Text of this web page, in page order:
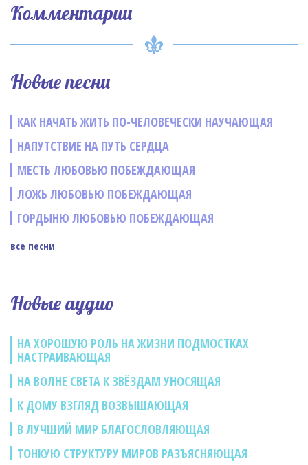
Комментарии
Новые песни
КАК НАЧАТЬ ЖИТЬ ПО-ЧЕЛОВЕЧЕСКИ НАУЧАЮЩАЯ
НАПУТСТВИЕ НА ПУТЬ СЕРДЦА
МЕСТЬ ЛЮБОВЬЮ ПОБЕЖДАЮЩАЯ
ЛОЖЬ ЛЮБОВЬЮ ПОБЕЖДАЮЩАЯ
ГОРДЫНЮ ЛЮБОВЬЮ ПОБЕЖДАЮЩАЯ
все песни
Новые аудио
НА ХОРОШУЮ РОЛЬ НА ЖИЗНИ ПОДМОСТКАХ
НАСТРАИВАЮЩАЯ
НА ВОЛНЕ СВЕТА К ЗВЁЗДАМ УНОСЯЩАЯ
К ДОМУ ВЗГЛЯД ВОЗВЫШАЮЩАЯ
В ЛУЧШИЙ МИР БЛАГОСЛОВЛЯЮЩАЯ
ТОНКУЮ СТРУКТУРУ МИРОВ РАЗЪЯСНЯЮЩАЯ